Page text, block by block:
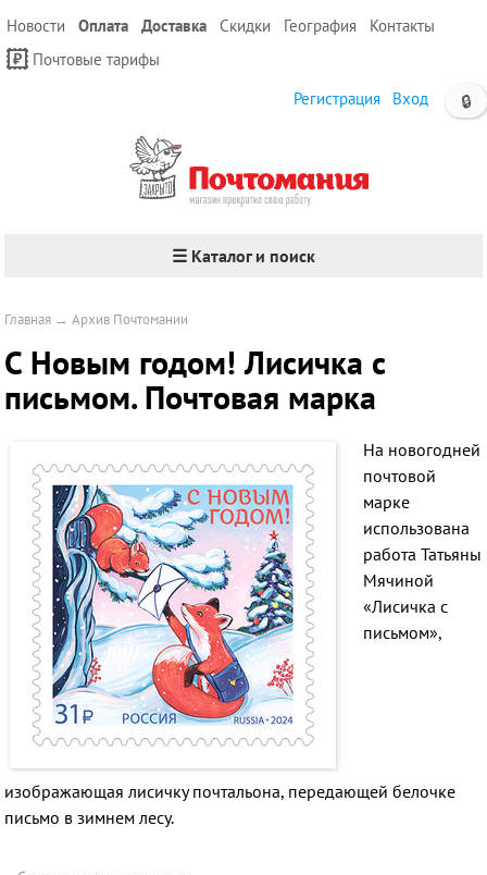
Новости Оплата Доставка Скидки География
Контакты
Почтовые тарифы
🔒
Регистрация Вход
☰ Каталог и поиск
Главная →Архив Почтомании
С Новым годом! Лисичка с
письмом. Почтовая марка
На новогодней
почтовой
марке
использована
работа Татьяны
Мячиной
«Лисичка с
письмом»,
изображающая лисичку почтальона, передающей белочке
письмо в зимнем лесу.